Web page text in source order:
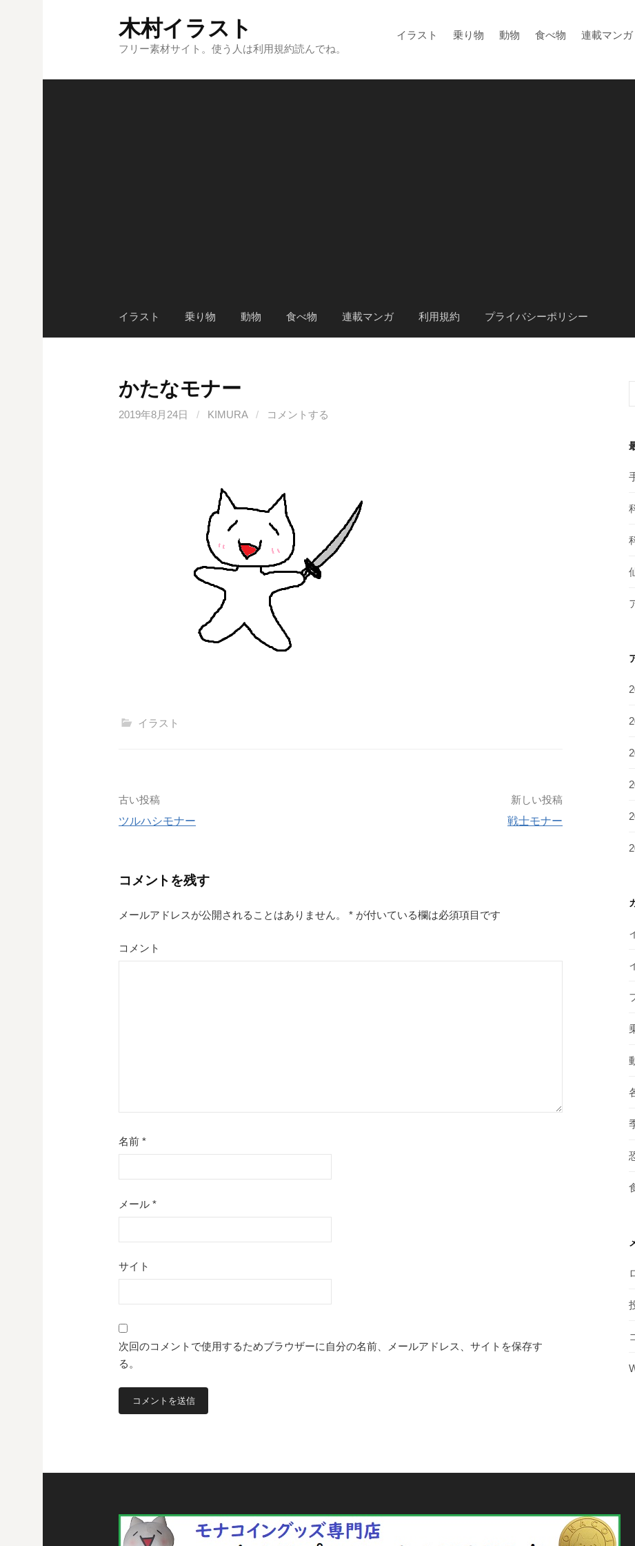
木村イラスト
フリー素材サイト。使う人は利用規約読んでね。
イラスト 乗り物 動物 食べ物 連載マンガ
イラスト 乗り物 動物 食べ物 連載マンガ 利用規約 プライバシーポリシー
かたなモナー
2019年8月24日 / KIMURA / コメントする
イラスト
稿
ゲ
古い投稿
ツルハシモナー
新しい投稿
戦士モナー
コメントを残す
メールアドレスが公開されることはありません。 * が付いている欄は必須項目です
コメント
名前 *
メール *
サイト
次回のコメントで使用するためブラウザーに自分の名前、メールアドレス、サイトを保存す
る。